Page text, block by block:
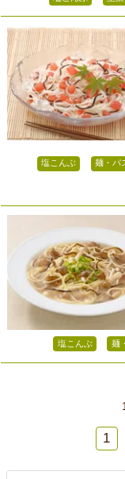
塩こんぶ 麺・パ
塩こんぶ 麺
1